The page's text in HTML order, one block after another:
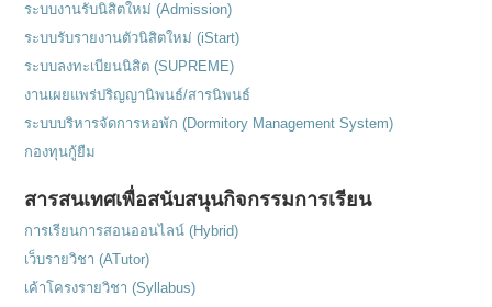
ระบบงานรับนิสิตใหม่ (Admission)
ระบบรับรายงานตัวนิสิตใหม่ (iStart)
ระบบลงทะเบียนนิสิต (SUPREME)
งานเผยแพร่ปริญญานิพนธ์/สารนิพนธ์
ระบบบริหารจัดการหอพัก (Dormitory Management System)
กองทุนกู้ยืม
สารสนเทศเพื่อสนับสนุนกิจกรรมการเรียน
การเรียนการสอนออนไลน์ (Hybrid)
เว็บรายวิชา (ATutor)
เค้าโครงรายวิชา (Syllabus)